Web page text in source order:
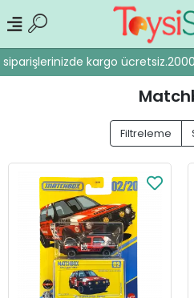
kargo ücretsiz.2000
Filtreleme